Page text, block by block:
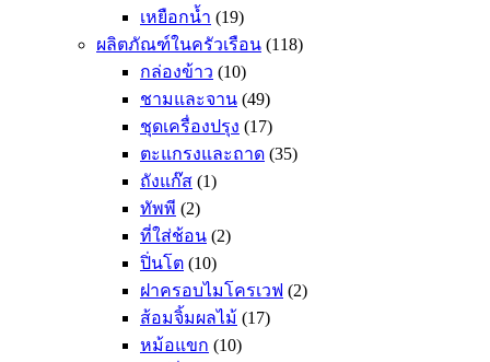
เหยือกน้ำ (19)
ผลิตภัณฑ์ในครัวเรือน (118)
กล่องข้าว (10)
ชามและจาน (49)
ชุดเครื่องปรุง (17)
ตะแกรงและถาด (35)
ถังแก๊ส (1)
ทัพพี (2)
ที่ใส่ช้อน (2)
ปิ่นโต (10)
ฝาครอบไมโครเวฟ (2)
ส้อมจิ้มผลไม้ (17)
หม้อแขก (10)